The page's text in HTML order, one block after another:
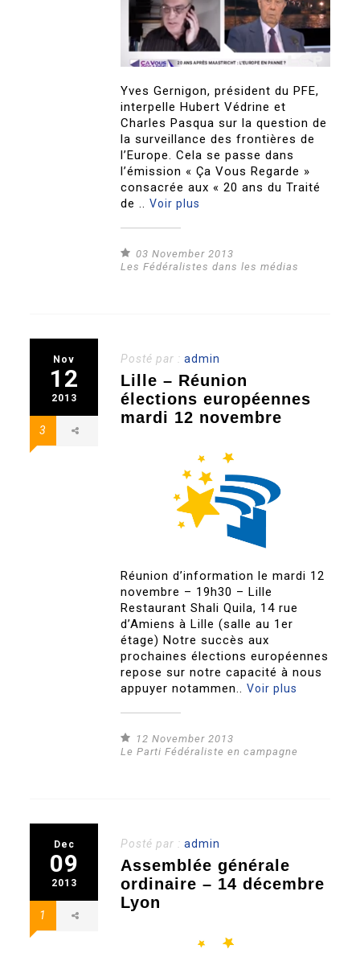
Yves Gernigon, président du PFE,
interpelle Hubert Védrine et
Charles Pasqua sur la question de
la surveillance des frontières de
l’Europe. Cela se passe dans
l’émission « Ça Vous Regarde »
consacrée aux « 20 ans du Traité
de ..Voir plus
03 November 2013
Les Fédéralistes dans les médias
Nov
12
2013
3
Posté par :admin
Lille – Réunion
élections européennes
mardi 12 novembre
Réunion d’information le mardi 12
novembre – 19h30 – Lille
Restaurant Shali Quila, 14 rue
d’Amiens à Lille (salle au 1er
étage) Notre succès aux
prochaines élections européennes
repose sur notre capacité à nous
appuyer notammen..Voir plus
12 November 2013
Le Parti Fédéraliste en campagne
Dec
09
2013
1
Posté par :admin
Assemblée générale
ordinaire – 14 décembre
Lyon